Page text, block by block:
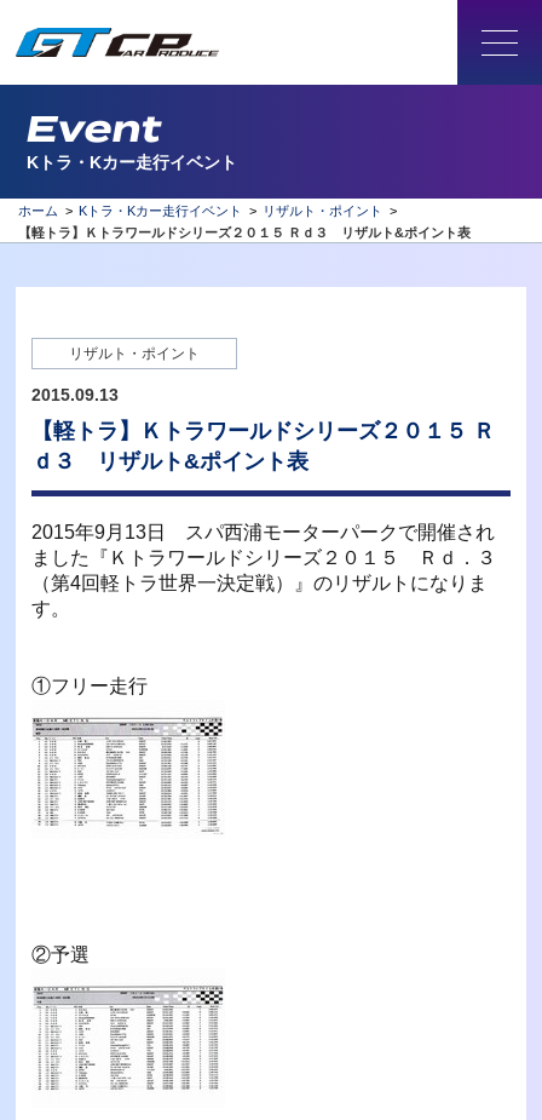
Event
Kトラ・Kカー走行イベント
ホーム > Kトラ・Kカー走行イベント > リザルト・ポイント
>
【軽トラ】Ｋトラワールドシリーズ２０１５ Ｒｄ３ リザルト&ポイント表
リザルト・ポイント
2015.09.13
【軽トラ】Ｋトラワールドシリーズ２０１５ Ｒ
ｄ３ リザルト&ポイント表
2015年9月13日 スパ西浦モーターパークで開催され
ました『Ｋトラワールドシリーズ２０１５ Ｒｄ．３
（第4回軽トラ世界一決定戦）』のリザルトになりま
す。
①フリー走行
②予選